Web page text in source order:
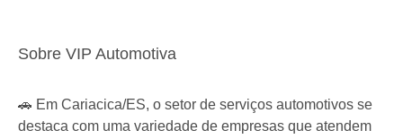
Sobre VIP Automotiva
🚗 Em Cariacica/ES, o setor de serviços automotivos se
destaca com uma variedade de empresas que atendem